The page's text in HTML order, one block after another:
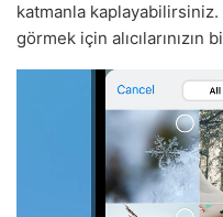
katmanla
görmek için